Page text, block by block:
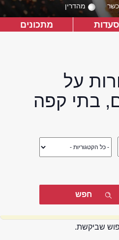
כשר מהדרין
מתכונים
על
בתי קפה
שביקשת.